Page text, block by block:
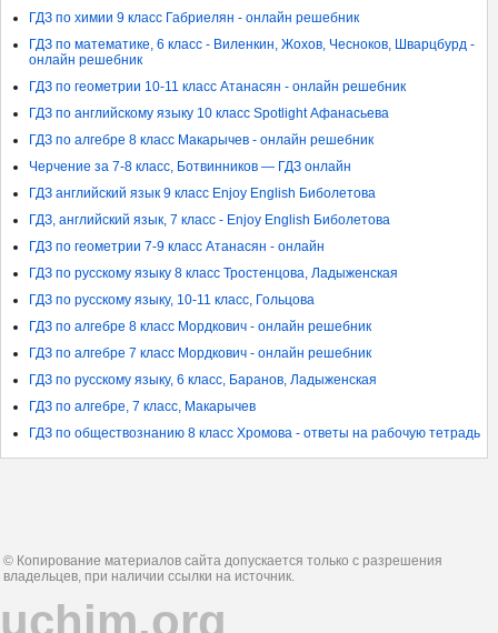
ГДЗ по химии 9 класс Габриелян - онлайн решебник
ГДЗ по математике, 6 класс - Виленкин, Жохов, Чесноков, Шварцбурд -
онлайн решебник
ГДЗ по геометрии 10-11 класс Атанасян - онлайн решебник
ГДЗ по английскому языку 10 класс Spotlight Афанасьева
ГДЗ по алгебре 8 класс Макарычев - онлайн решебник
Черчение за 7-8 класс, Ботвинников — ГДЗ онлайн
ГДЗ английский язык 9 класс Enjoy English Биболетова
ГДЗ, английский язык, 7 класс - Enjoy English Биболетова
ГДЗ по геометрии 7-9 класс Атанасян - онлайн
ГДЗ по русскому языку 8 класс Тростенцова, Ладыженская
ГДЗ по русскому языку, 10-11 класс, Гольцова
ГДЗ по алгебре 8 класс Мордкович - онлайн решебник
ГДЗ по алгебре 7 класс Мордкович - онлайн решебник
ГДЗ по русскому языку, 6 класс, Баранов, Ладыженская
ГДЗ по алгебре, 7 класс, Макарычев
ГДЗ по обществознанию 8 класс Хромова - ответы на рабочую тетрадь
© Копирование материалов сайта допускается только с разрешения
владельцев, при наличии ссылки на источник.
uchim.org